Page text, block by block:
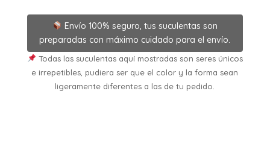
Envío 100% seguro, tus suculentas son
preparadas con máximo cuidado para el envío.
Todas las suculentas aquí mostradas son seres únicos
e irrepetibles, pudiera ser que el color y la forma sean
ligeramente diferentes a las de tu pedido.